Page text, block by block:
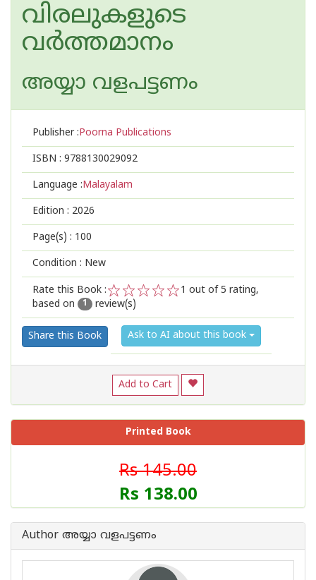
വിരലുകളുടെ
വർത്തമാനം
അയ്യാ വളപട്ടണം
Publisher :Poorna Publications
ISBN : 9788130029092
Language :Malayalam
Edition : 2026
Page(s) : 100
Condition : New
Rate this Book :
2
1
1 out of 5 rating,
based on
1 review(s)
Share this Book Ask to AI about this book
Add to Cart
Printed Book
Rs 145.00
Rs 138.00
Author അയ്യാ വളപട്ടണം